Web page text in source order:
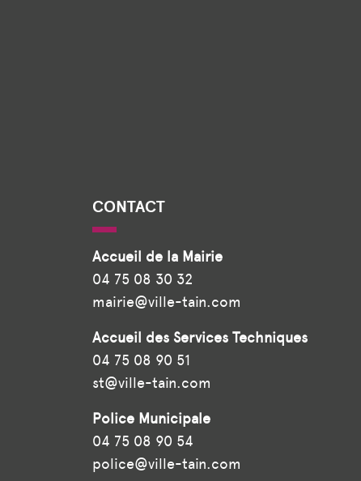
CONTACT
Accueil de la Mairie
04 75 08 30 32
mairie@ville-tain.com
Accueil des Services Techniques
04 75 08 90 51
st@ville-tain.com
Police Municipale
04 75 08 90 54
police@ville-tain.com